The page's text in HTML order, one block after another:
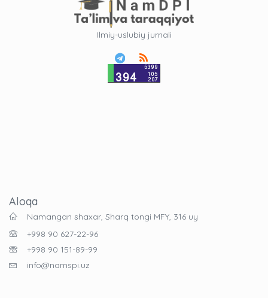
Ilmiy-uslubiy jurnali
Aloqa
Namangan shaxar, Sharq tongi MFY, 316 uy
+998 90 627-22-96
+998 90 151-89-99
info@namspi.uz